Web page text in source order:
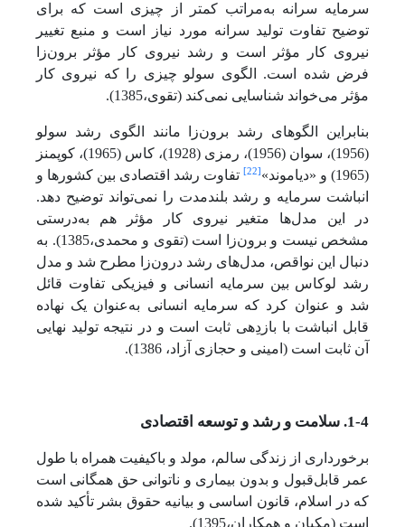
سرمایه سرانه به‌مراتب کمتر از چیزی است که برای
توضیح تفاوت تولید سرانه مورد نیاز است و منبع تغییر
نیروی کار مؤثر است و رشد نیروی کار مؤثر برون‌زا
فرض شده است. الگوی سولو چیزی را که نیروی کار
مؤثر می‌خواند شناسایی نمی‌کند (تقوی،1385).
بنابراین الگوهای رشد برون‌زا مانند الگوی رشد سولو
(1956)، سوان (1956)، رمزی (1928)، کاس (1965)، کوپمنز
(1965) و «دیاموند»
[22]
تفاوت رشد اقتصادی بین کشورها و
انباشت سرمایه و رشد بلندمدت را نمی‌تواند توضیح دهد.
در این مدل‌ها متغیر نیروی کار مؤثر هم به‌درستی
مشخص نیست و برون‌زا است (تقوی و محمدی،1385). به
دنبال این نواقص، مدل‌های رشد درون‌زا مطرح شد و مدل
رشد لوکاس بین سرمایه انسانی و فیزیکی تفاوت قائل
شد و عنوان کرد که سرمایه انسانی به‌عنوان یک نهاده
قابل انباشت با بازدِهی ثابت است و در نتیجه تولید نهایی
آن ثابت است (امینی و حجازی آزاد، 1386).
1-4. سلامت و رشد و توسعه اقتصادی
برخورداری از زندگی سالم، مولد و باکیفیت همراه با طول
عمر قابل‌قبول و بدون بیماری و ناتوانی حق همگانی است
که در اسلام، قانون اساسی و بیانیه حقوق بشر تأکید شده
است (مکیان و همکاران،1395).